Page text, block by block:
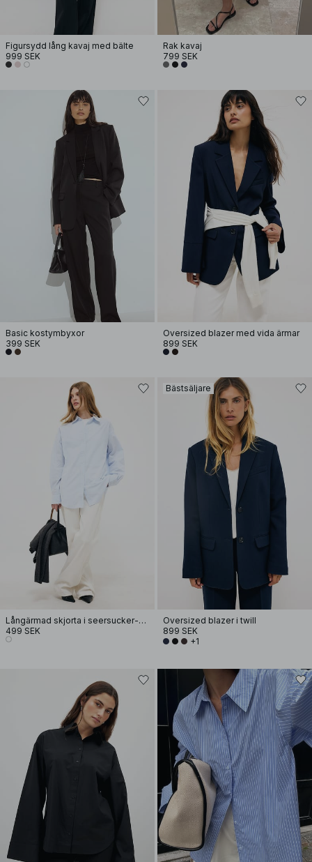
Figursydd lång kavaj med bälte
999 SEK
Rak kavaj
799 SEK
Basic kostymbyxor
399 SEK
Oversized blazer med vida ärmar
899 SEK
Långärmad skjorta i seersucker-material
499 SEK
Bästsäljare
Oversized blazer i twill
899 SEK
+1